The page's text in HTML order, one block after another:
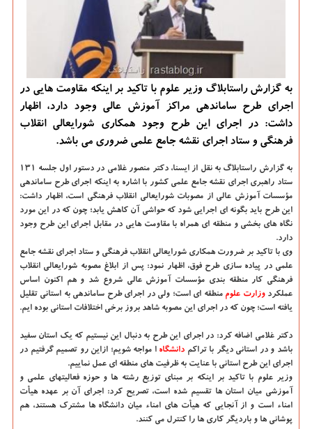
به گزارش راستابلاگ وزیر علوم با تاكید بر اینكه مقاومت هایی در
اجرای طرح ساماندهی مراكز آموزش عالی وجود دارد، اظهار
داشت: در اجرای این طرح وجود همكاری شورایعالی انقلاب
فرهنگی و ستاد اجرای نقشه جامع علمی ضروری می باشد.
به گزارش راستابلاگ به نقل از ایسنا
، دکتر منصور غلامی در دستور اول جلسه ۱۳۱
ستاد راهبری اجرای نقشه جامع علمی کشور با اشاره به اینکه اجرای طرح ساماندهی
مؤسسات آموزش عالی از مصوبات شورایعالی انقلاب فرهنگی است، اظهار داشت:
این طرح باید بگونه ای اجرایی شود که حواشی آن کاهش یابد؛ چون که در این مورد
نگاه های بخشی و منطقه ای همراه با مقاومت هایی در مقابل اجرای این طرح وجود
دارد.
وی با تاکید بر ضرورت همکاری شورایعالی انقلاب فرهنگی و ستاد اجرای نقشه جامع
علمی در پیاده سازی طرح فوق، اظهار نمود: پس از ابلاغ مصوبه شورایعالی انقلاب
فرهنگی کار منطقه بندی مؤسسات آموزش عالی شروع شد و هم اکنون اساس
عملکردوزارت علوم منطقه ای است؛ ولی در اجرای طرح ساماندهی به استانی تقلیل
یافته است؛ چون که در اجرای این مصوبه شاهد بروز برخی اختلافات استانی بوده ایم.
دکتر غلامی اضافه کرد: در اجرای این طرح به دنبال این نیستیم که یک استان سفید
باشد و در استانی دیگر با تراکم دانشگاه‌ ا مواجه شویم؛ ازاین رو تصمیم گرفتیم در
اجرای این طرح استانی با عنایت به ظرفیت های منطقه ای عمل نماییم.
وزیر علوم با تاکید بر اینکه بر مبنای توزیع رشته ها و حوزه فعالیتهای علمی و
آموزشی میان استان ها تقسیم شده است، تصریح کرد: اجرای آن بر عهده هیأت
امناء است و از آنجایی که هیأت های امناء میان دانشگاه ها مشترک هستند، هم
پوشانی ها و باردیگر کاری ها را کنترل می کنند.